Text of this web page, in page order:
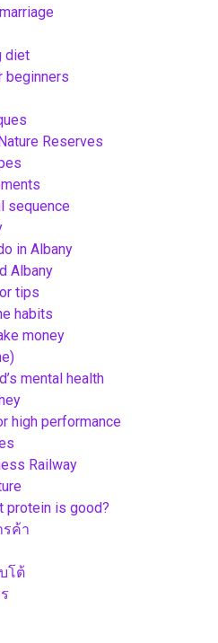
diet
beginners
Reserves
sequence
in Albany
Albany
tips
habits
money
mental health
high performance
Railway
protein is good?
รค้า
โต้